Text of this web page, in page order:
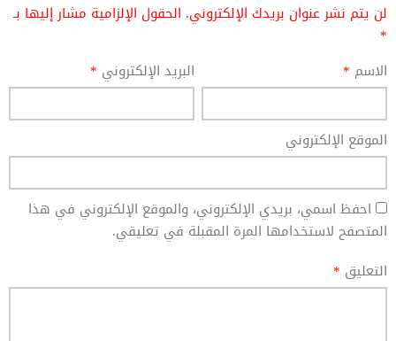
لن يتم نشر عنوان بريدك الإلكتروني. الحقول الإلزامية مشار إليها بـ
*
الاسم * البريد الإلكتروني *
الموقع الإلكتروني
احفظ اسمي، بريدي الإلكتروني، والموقع الإلكتروني في هذا
المتصفح لاستخدامها المرة المقبلة في تعليقي.
التعليق *